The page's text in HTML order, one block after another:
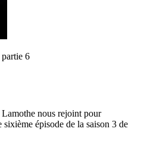
6
nous rejoint pour
épisode de la saison 3 de